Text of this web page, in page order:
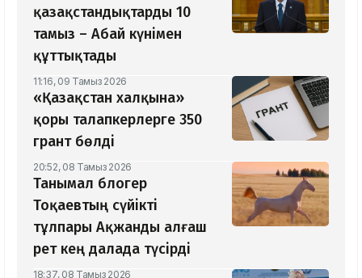
қазақстандықтарды 10
тамыз – Абай күнімен
құттықтады
11:16, 09 Тамыз 2026
«Қазақстан халқына»
қоры талапкерлерге 350
грант бөлді
20:52, 08 Тамыз 2026
Танымал блогер
Тоқаевтың сүйікті
тұлпары Ақжанды алғаш
рет кең далада түсірді
18:37, 08 Тамыз 2026